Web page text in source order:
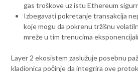
gas troškove uz istu Ethereum
Izbegavati pokretanje transakcija
koje mogu da pokrenu tržišnu
mreže u tim trenucima
Layer 2 ekosistem zaslužuje posebnu
kladionica počinje da integrira ove